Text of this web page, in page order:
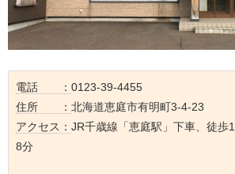
電話 ： 0123-39-4455
住所 ： 北海道恵庭市有明町3-4-23
アクセス： JR千歳線「恵庭駅」下車、徒歩1
8分